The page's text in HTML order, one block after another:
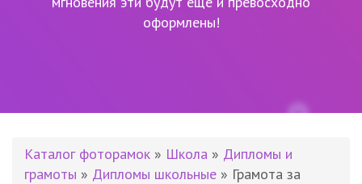
оформлены!
Каталог фоторамок » Школа » Дипломы и
грамоты » Дипломы школьные » Грамота за